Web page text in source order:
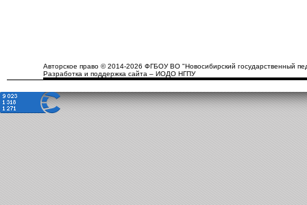
Авторское право © 2014-2026 ФГБОУ ВО "Новосибирский государственный
Разработка и поддержка сайта – ИОДО НГПУ